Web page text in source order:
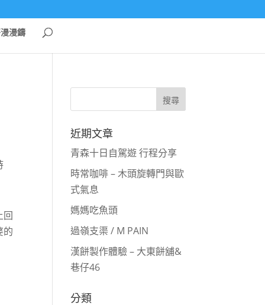
漫鑄
回
的
近期文章
青森十日自駕遊 行程分享
時常咖啡 – 木頭旋轉門與歐
式氣息
媽媽吃魚頭
過嶺支渠 / M PAIN
漢餅製作體驗 – 大東餅舖&
巷仔46
分類